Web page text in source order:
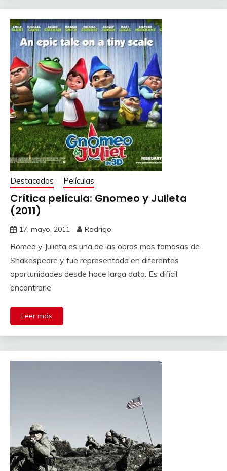
Destacados Películas
Crítica película: Gnomeo y Julieta
(2011)
17, mayo, 2011 Rodrigo
Romeo y Julieta es una de las obras mas famosas de
Shakespeare y fue representada en diferentes
oportunidades desde hace larga data. Es difícil
encontrarle
Leer más